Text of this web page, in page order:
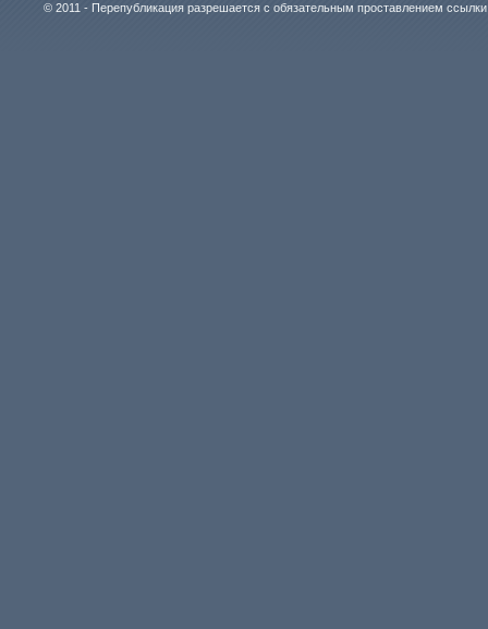
© 2011 - Перепубликация разрешается с обязательным проставлением